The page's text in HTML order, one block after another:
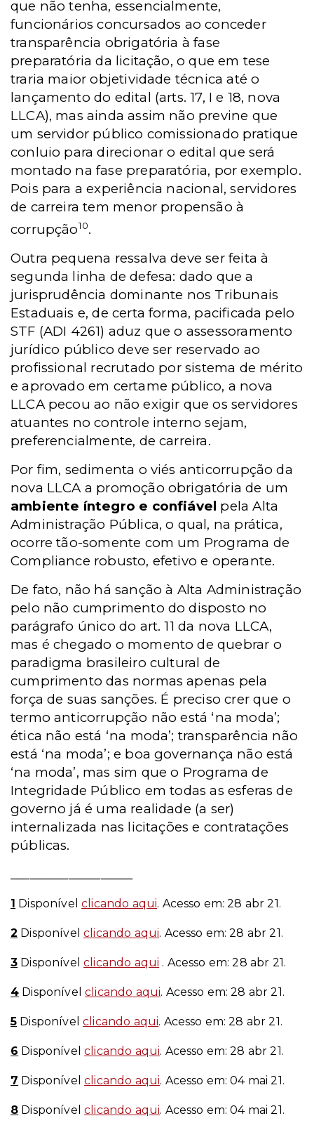
que não tenha, essencialmente,
funcionários concursados ao conceder
transparência obrigatória à fase
preparatória da licitação, o que em tese
traria maior objetividade técnica até o
lançamento do edital (arts. 17, I e 18, nova
LLCA), mas ainda assim não previne que
um servidor público comissionado pratique
conluio para direcionar o edital que será
montado na fase preparatória, por exemplo.
Pois para a experiência nacional, servidores
de carreira tem menor propensão à
corrupção10.
Outra pequena ressalva deve ser feita à
segunda linha de defesa: dado que a
jurisprudência dominante nos Tribunais
Estaduais e, de certa forma, pacificada pelo
STF (ADI 4261) aduz que o assessoramento
jurídico público deve ser reservado ao
profissional recrutado por sistema de mérito
e aprovado em certame público, a nova
LLCA pecou ao não exigir que os servidores
atuantes no controle interno sejam,
preferencialmente, de carreira.
Por fim, sedimenta o viés anticorrupção da
nova LLCA a promoção obrigatória de um
ambiente íntegro e confiável pela Alta
Administração Pública, o qual, na prática,
ocorre tão-somente com um Programa de
Compliance robusto, efetivo e operante.
De fato, não há sanção à Alta Administração
pelo não cumprimento do disposto no
parágrafo único do art. 11 da nova LLCA,
mas é chegado o momento de quebrar o
paradigma brasileiro cultural de
cumprimento das normas apenas pela
força de suas sanções. É preciso crer que o
termo anticorrupção não está ‘na moda’;
ética não está ‘na moda’; transparência não
está ‘na moda’; e boa governança não está
‘na moda’, mas sim que o Programa de
Integridade Público em todas as esferas de
governo já é uma realidade (a ser)
internalizada nas licitações e contratações
públicas.
1 Disponívelclicando aqui. Acesso em: 28 abr 21.
2 Disponívelclicando aqui. Acesso em: 28 abr 21.
3 Disponívelclicando aqui . Acesso em: 28 abr 21.
4 Disponívelclicando aqui. Acesso em: 28 abr 21.
5 Disponívelclicando aqui. Acesso em: 28 abr 21.
6 Disponívelclicando aqui. Acesso em: 28 abr 21.
7 Disponívelclicando aqui. Acesso em: 04 mai 21.
8 Disponívelclicando aqui. Acesso em: 04 mai 21.